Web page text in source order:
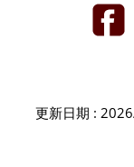
更新日期 :